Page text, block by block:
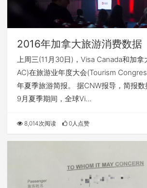
2016年加拿大旅游消费数据
上周三(11月30日)，Visa Canada和加
AC)在旅游业年度大会(Tourism
年夏季旅游简报。 据CNW报导，简报
9月夏季期间，全球Vi…
8,014次阅读 0人点赞